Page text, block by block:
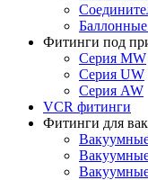
Фитинги под
Серия MW
Серия UW
Серия AW
VCR фитинги
Фитинги для